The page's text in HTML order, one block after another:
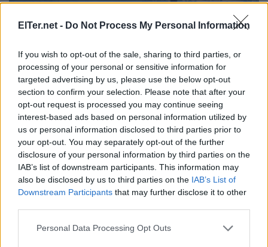
ElTer.net - Do Not Process My Personal Information
If you wish to opt-out of the sale, sharing to third parties, or
processing of your personal or sensitive information for
targeted advertising by us, please use the below opt-out
section to confirm your selection. Please note that after your
opt-out request is processed you may continue seeing
interest-based ads based on personal information utilized by
us or personal information disclosed to third parties prior to
your opt-out. You may separately opt-out of the further
disclosure of your personal information by third parties on the
IAB’s list of downstream participants. This information may
also be disclosed by us to third parties on the IAB’s List of
Downstream Participants that may further disclose it to other
Please note that this website/app uses one or more Google
Personal Data Processing Opt Outs
Recull d'imatges Manel Pablo (Grup Fotogràfic Manlleu)
Galeria D'IMATGES: EL PAS
DEL TOUR A MANLLEU.
Foto: Manel Pablo (Grup
Fotogràfic Manlleu)